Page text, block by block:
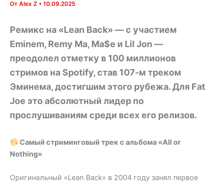
От Alex Z • 10.09.2025
Ремикс на «Lean Back» — с участием
Eminem, Remy Ma, Ma$e и Lil Jon —
преодолел отметку в 100 миллионов
стримов на Spotify, став 107-м треком
Эминема, достигшим этого рубежа. Для Fat
Joe это абсолютный лидер по
прослушиваниям среди всех его релизов.
Самый стриминговый трек с альбома «All or
Nothing»
Оригинальный «Lean Back» в 2004 году занял первое